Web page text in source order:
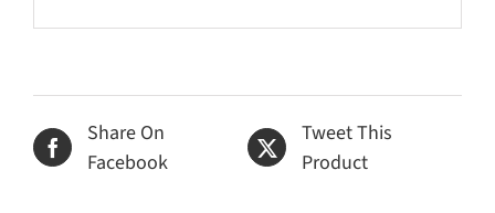
Share On
Facebook
Tweet This
Product